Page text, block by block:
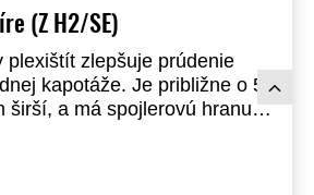
(Z H2/SE)
plexištít zlepšuje prúdenie
kapotáže. Je približne o 5
širší, a má spojlerovú hranu,